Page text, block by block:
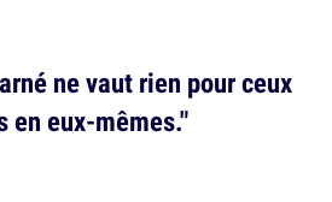
ne vaut rien pour ceux
en eux-mêmes."